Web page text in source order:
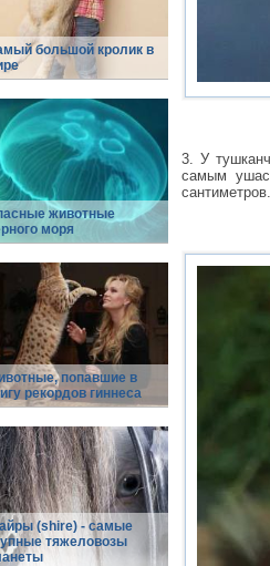
большой кролик в
животные
моря
попавшие в
рекордов гиннеса
(shire) - самые
тяжеловозы
3. У
самым